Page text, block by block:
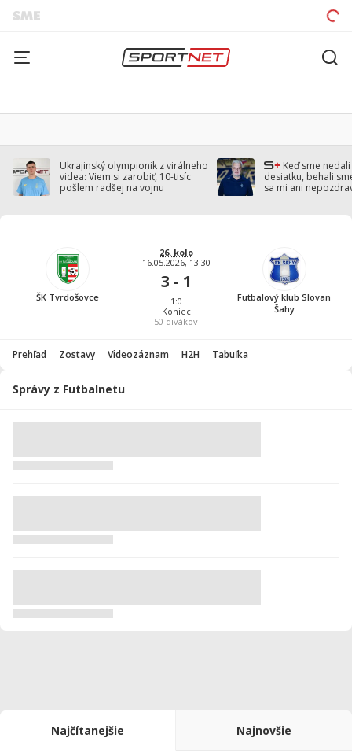
Ukrajinský olympionik z virálneho
videa: Viem si zarobiť, 10-tisíc
pošlem radšej na vojnu
Keď sme
desiatku, behali
sa mi ani
ŠK Tvrdošovce
26. kolo
16.05.2026, 13:30
3 - 1
1:0
Koniec
50 divákov
Futbalový klub Slovan
Šahy
Prehľad Zostavy Videozáznam H2H Tabuľka
Správy z Futbalnetu
Najčítanejšie Najnovšie